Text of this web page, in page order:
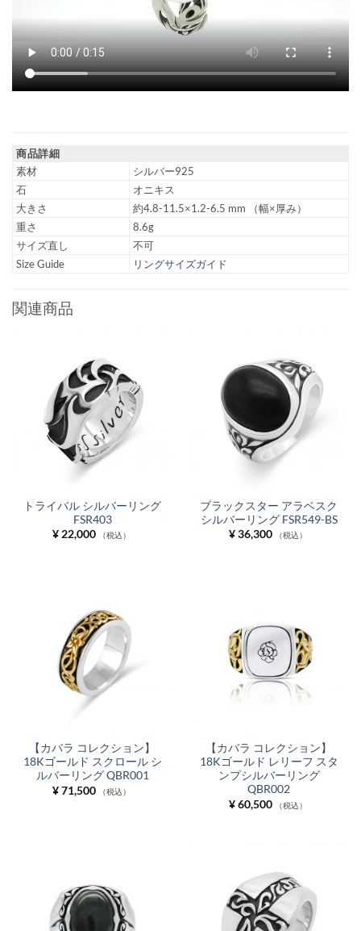
商品詳細
素材
シルバー925
石
オニキス
大きさ
約4.8-11.5×1.2-6.5 mm （幅×厚み）
重さ
8.6g
サイズ直し
不可
Size Guide
リングサイズガイド
関連商品
トライバル シルバーリング
FSR403
¥22,000 （税込）
ブラックスター アラベスク
シルバーリング FSR549-BS
¥36,300 （税込）
【カバラ コレクション】
18Kゴールド スクロール シ
ルバーリング QBR001
¥71,500 （税込）
【カバラ コレクション】
18Kゴールド レリーフ スタ
ンプシルバーリング
QBR002
¥60,500 （税込）